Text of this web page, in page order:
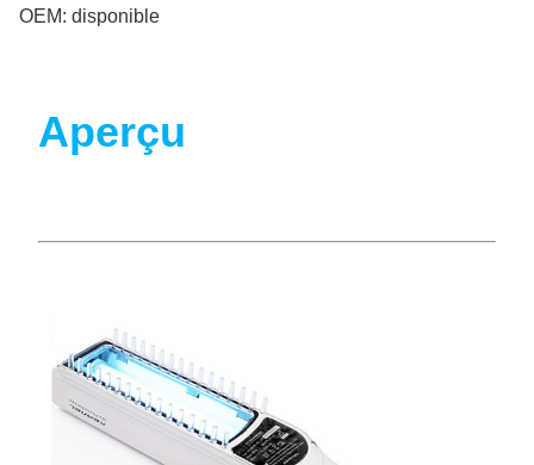
OEM: disponible
Aperçu